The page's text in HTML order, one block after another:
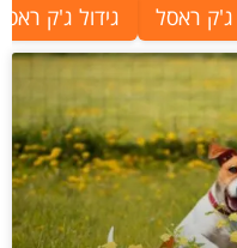
ג'ק ראסל גידול ג'ק